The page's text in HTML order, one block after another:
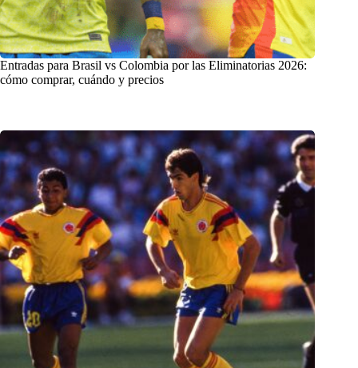
Entradas para Brasil vs Colombia por las Eliminatorias 2026:
cómo comprar, cuándo y precios